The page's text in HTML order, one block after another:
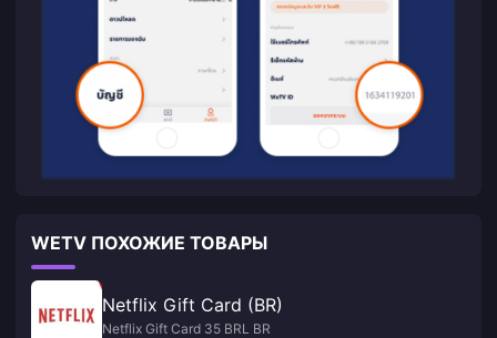
WETV ПОХОЖИЕ ТОВАРЫ
Netflix Gift Card (BR)
Netflix Gift Card 35 BRL BR